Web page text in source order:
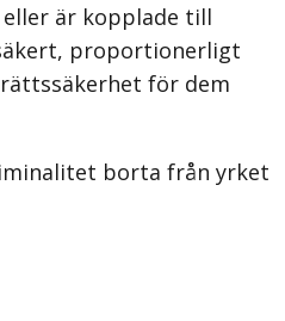
är kopplade till
proportionerligt
för dem
borta från yrket